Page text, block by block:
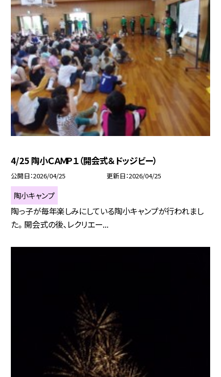
4/25 陶小ＣＡＭＰ１（開会式＆ドッジビー）
公開日 2026/04/25 更新日 2026/04/25
陶小キャンプ
陶っ子が毎年楽しみにしている陶小キャンプが行われまし
た。 開会式の後、レクリエー...